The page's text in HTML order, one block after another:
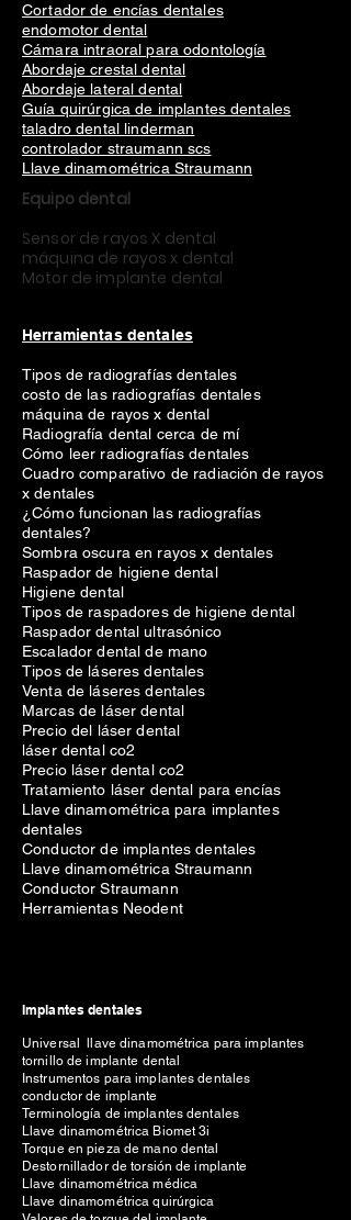
Cortador de encías dentales
endomotor dental
Cámara intraoral para odontología
Abordaje crestal dental
Abordaje lateral dental
Guía quirúrgica de implantes dentales
taladro dental linderman
controlador straumann scs
Llave dinamométrica Straumann
Equipo dental
Sensor de rayos X dental
máquina de rayos x dental
Motor de implante dental
Herramientas dentales
Tipos de radiografías dentales
costo de las radiografías dentales
máquina de rayos x dental
Radiografía dental cerca de mí
Cómo leer radiografías dentales
Cuadro comparativo de radiación de rayos
x dentales
¿Cómo funcionan las radiografías
dentales?
Sombra oscura en rayos x dentales
Raspador de higiene dental
Higiene dental
Tipos de raspadores de higiene dental
Raspador dental ultrasónico
Escalador dental de mano
Tipos de láseres dentales
Venta de láseres dentales
Marcas de láser dental
Precio del láser dental
láser dental co2
Precio láser dental co2
Tratamiento láser dental para encías
Llave dinamométrica para implantes
dentales
Conductor de implantes dentales
Llave dinamométrica Straumann
Conductor Straumann
Herramientas Neodent
Implantes dentales
Universal llave dinamométrica para implantes
tornillo de implante dental
Instrumentos para implantes dentales
conductor de implante
Terminología de implantes dentales
Llave dinamométrica Biomet 3i
Torque en pieza de mano dental
Destornillador de torsión de implante
Llave dinamométrica médica
Llave dinamométrica quirúrgica